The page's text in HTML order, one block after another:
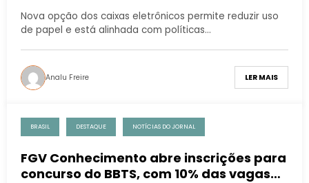
Nova opção dos caixas eletrônicos permite reduzir uso
de papel e está alinhada com políticas…
Analu Freire LER MAIS
BRASIL DESTAQUE NOTÍCIAS DO JORNAL
FGV Conhecimento abre inscrições para
concurso do BBTS, com 10% das vagas